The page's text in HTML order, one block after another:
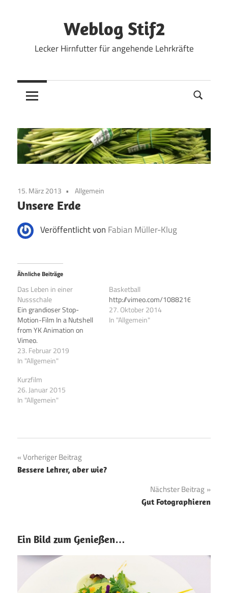
Weblog Stif2
Lecker Hirnfutter für angehende Lehrkräfte
15. März 2013 Allgemein
Unsere Erde
Veröffentlicht von Fabian Müller-Klug
Ähnliche Beiträge
Das Leben in einer
Nussschale
Ein grandioser Stop-
Motion-Film In a Nutshell
from YK Animation on
Vimeo.
23. Februar 2019
In "Allgemein"
Basketball
http://vimeo.com/108821685
27. Oktober 2014
In "Allgemein"
Kurzfilm
26. Januar 2015
In "Allgemein"
Beitragsnavigation
Vorheriger Beitrag
Bessere Lehrer, aber wie?
Nächster Beitrag
Gut Fotographieren
Ein Bild zum Genießen…